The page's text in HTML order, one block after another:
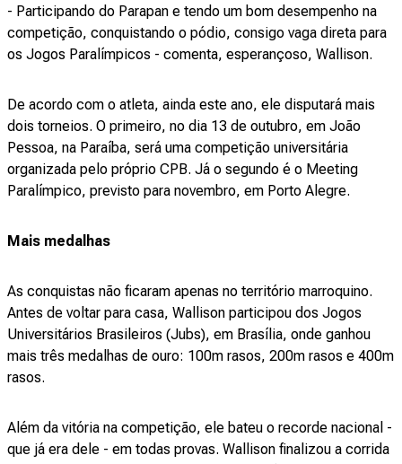
- Participando do Parapan e tendo um bom desempenho na
competição, conquistando o pódio, consigo vaga direta para
os Jogos Paralímpicos - comenta, esperançoso, Wallison.
De acordo com o atleta, ainda este ano, ele disputará mais
dois torneios. O primeiro, no dia 13 de outubro, em João
Pessoa, na Paraíba, será uma competição universitária
organizada pelo próprio CPB. Já o segundo é o Meeting
Paralímpico, previsto para novembro, em Porto Alegre.
Mais medalhas
As conquistas não ficaram apenas no território marroquino.
Antes de voltar para casa, Wallison participou dos Jogos
Universitários Brasileiros (Jubs), em Brasília, onde ganhou
mais três medalhas de ouro: 100m rasos, 200m rasos e 400m
rasos.
Além da vitória na competição, ele bateu o recorde nacional -
que já era dele - em todas provas. Wallison finalizou a corrida